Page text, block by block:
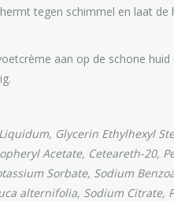
tegen schimmel en laat de
aan op de schone
Glycerin Ethylhexyl
Acetate, Ceteareth-20,
Sorbate, Sodium
alternifolia, Sodium Citrate,